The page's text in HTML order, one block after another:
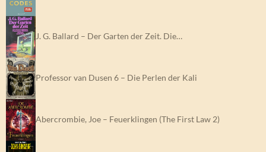
J. G. Ballard – Der Garten der Zeit. Die…
Professor van Dusen 6 – Die Perlen der Kali
Abercrombie, Joe – Feuerklingen (The First Law 2)